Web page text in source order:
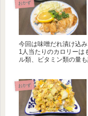
おかず
今回は味噌だれ漬け込
1人当たりのカロリーは
ル類、ビタミン類の量
おかず